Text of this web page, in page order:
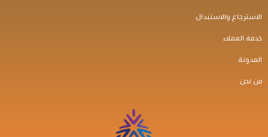
الاسترجاع والاستبدال
خدمة العملاء
المدونة
من نحن